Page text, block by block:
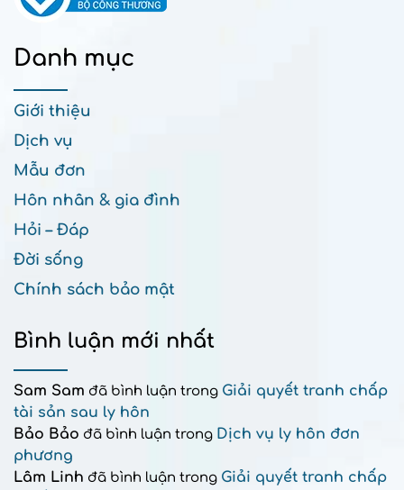
Danh mục
Giới thiệu
Dịch vụ
Mẫu đơn
Hôn nhân & gia đình
Hỏi – Đáp
Đời sống
Chính sách bảo mật
Bình luận mới nhất
Sam Sam đã bình luận trong Giải quyết tranh chấp
tài sản sau ly hôn
Bảo Bảo đã bình luận trong Dịch vụ ly hôn đơn
phương
Lâm Linh đã bình luận trong Giải quyết tranh chấp